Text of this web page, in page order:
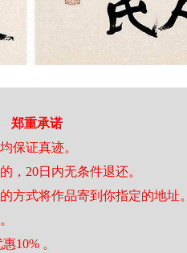
郑重承诺
保证真迹。
，20日内无条件退还。
方式将作品寄到你指定的地址。
10% 。